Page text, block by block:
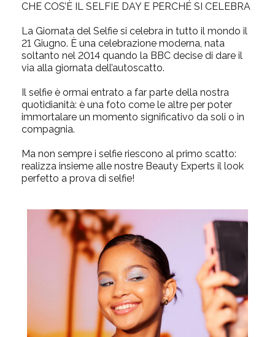
CHE COS’È IL SELFIE DAY E PERCHÉ SI CELEBRA
La Giornata del Selfie si celebra in tutto il mondo il
21 Giugno. È una celebrazione moderna, nata
soltanto nel 2014 quando la BBC decise di dare il
via alla giornata dell’autoscatto.
Il selfie è ormai entrato a far parte della nostra
quotidianità: è una foto come le altre per poter
immortalare un momento significativo da soli o in
compagnia.
Ma non sempre i selfie riescono al primo scatto:
realizza insieme alle nostre Beauty Experts il look
perfetto a prova di selfie!